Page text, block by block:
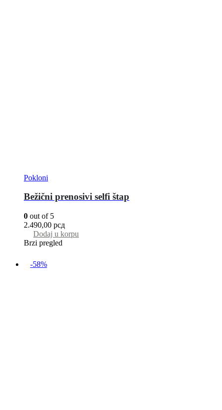
Pokloni
Bežični prenosivi selfi štap
0 out of 5
2.490,00 рсд
Dodaj u korpu
Brzi pregled
-58%